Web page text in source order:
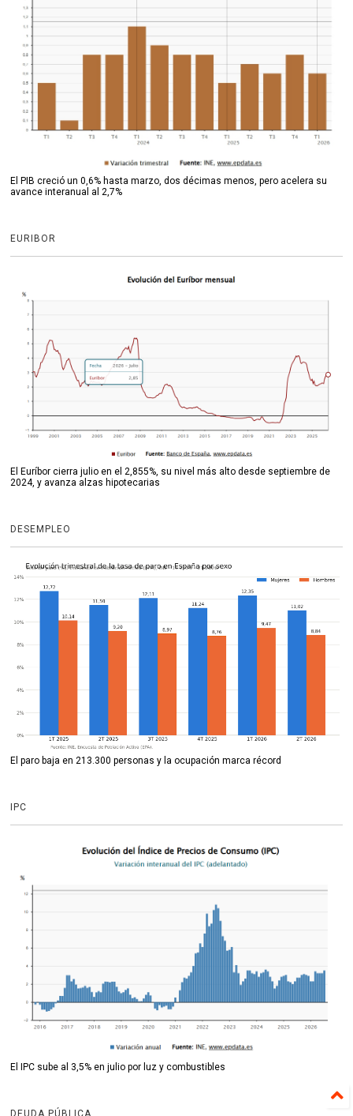
El PIB creció un 0,6% hasta marzo, dos décimas menos, pero acelera su
avance interanual al 2,7%
EURIBOR
El Euríbor cierra julio en el 2,855%, su nivel más alto desde septiembre de
2024, y avanza alzas hipotecarias
DESEMPLEO
El paro baja en 213.300 personas y la ocupación marca récord
IPC
El IPC sube al 3,5% en julio por luz y combustibles